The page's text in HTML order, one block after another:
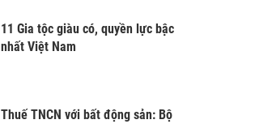
11 Gia tộc giàu có, quyền lực bậc
nhất Việt Nam
Thuế TNCN với bất động sản: Bộ